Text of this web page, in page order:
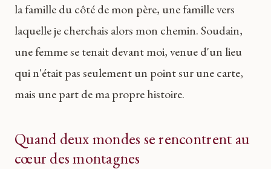
la famille du côté de mon père, une famille vers
laquelle je cherchais alors mon chemin. Soudain,
une femme se tenait devant moi, venue d'un lieu
qui n'était pas seulement un point sur une carte,
mais une part de ma propre histoire.
Quand deux mondes se rencontrent au
cœur des montagnes